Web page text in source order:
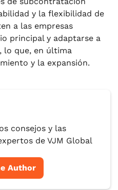
y la flexibilidad de
a las empresas
principal y adaptarse a
lo que, en última
y la expansión.
consejos y las
de VJM Global
Author